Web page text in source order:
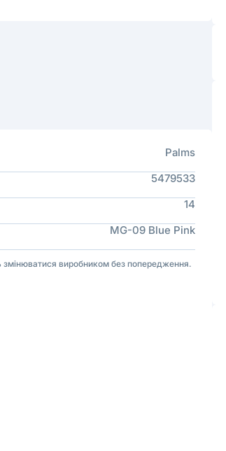
Palms
5479533
14
MG-09 Blue Pink
змінюватися виробником без попередження.